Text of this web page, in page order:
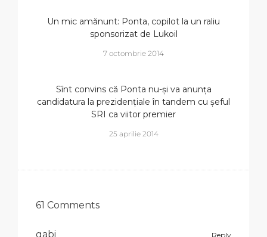
Un mic amănunt: Ponta, copilot la un raliu
sponsorizat de Lukoil
7 octombrie 2014
Sînt convins că Ponta nu-și va anunța
candidatura la prezidențiale în tandem cu șeful
SRI ca viitor premier
25 aprilie 2014
61 Comments
Reply
gabi